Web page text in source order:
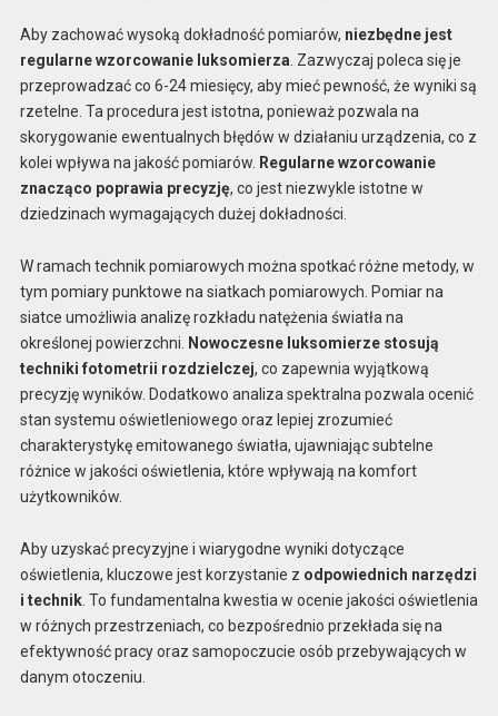
Aby zachować wysoką dokładność pomiarów, niezbędne jest
regularne wzorcowanie luksomierza . Zazwyczaj poleca się je
przeprowadzać co 6-24 miesięcy, aby mieć pewność, że wyniki są
rzetelne. Ta procedura jest istotna, ponieważ pozwala na
skorygowanie ewentualnych błędów w działaniu urządzenia, co z
kolei wpływa na jakość pomiarów. Regularne wzorcowanie
znacząco poprawia precyzję, co jest niezwykle istotne w
dziedzinach wymagających dużej dokładności.
W ramach technik pomiarowych można spotkać różne metody, w
tym pomiary punktowe na siatkach pomiarowych. Pomiar na
siatce umożliwia analizę rozkładu natężenia światła na
określonej powierzchni.
Nowoczesne luksomierze stosują
techniki fotometrii rozdzielczej, co zapewnia wyjątkową
precyzję wyników. Dodatkowo analiza spektralna pozwala ocenić
stan systemu oświetleniowego oraz lepiej zrozumieć
charakterystykę emitowanego światła, ujawniając subtelne
różnice w jakości oświetlenia, które wpływają na komfort
użytkowników.
Aby uzyskać precyzyjne i wiarygodne wyniki dotyczące
oświetlenia, kluczowe jest korzystanie z odpowiednich narzędzi
i technik. To fundamentalna kwestia w ocenie jakości oświetlenia
w różnych przestrzeniach, co bezpośrednio przekłada się na
efektywność pracy oraz samopoczucie osób przebywających w
danym otoczeniu.